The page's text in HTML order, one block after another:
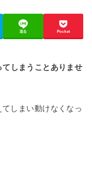
送る Pocket
しまうことありませ
しまい動けなくなっ